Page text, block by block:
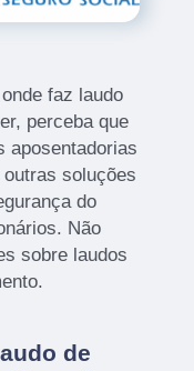
faz laudo
perceba que
aposentadorias
soluções
do
Não
sobre laudos
de